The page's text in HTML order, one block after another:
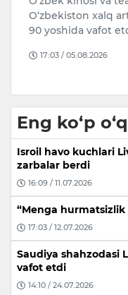
Qozog‘istonning
olimpiadasida
Eng ko‘p
Isroil havo kuchlari
zarbalar berdi
16:09 / 11.07.2026
“Menga hurmatsizlik
17:03 / 12.07.2026
Saudiya shahzodasi
vafot etdi
14:10 / 24.07.2026